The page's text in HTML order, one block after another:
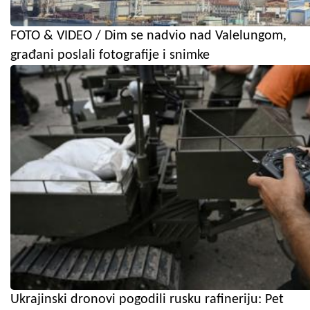
FOTO & VIDEO / Dim se nadvio nad Valelungom,
građani poslali fotografije i snimke
Ukrajinski dronovi pogodili rusku rafineriju: Pet